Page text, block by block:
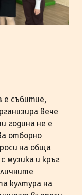
е събитие,
вече
година не е
отборно
на обща
музика и кръг
култура на